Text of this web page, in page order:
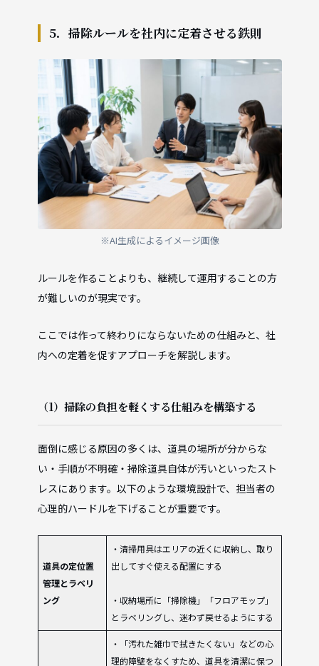
5．掃除ルールを社内に定着させる鉄則
※AI生成によるイメージ画像
ルールを作ることよりも、継続して運用することの方
が難しいのが現実です。
ここでは作って終わりにならないための仕組みと、社
内への定着を促すアプローチを解説します。
（1）掃除の負担を軽くする仕組みを構築する
面倒に感じる原因の多くは、道具の場所が分からな
い・手順が不明確・掃除道具自体が汚いといったスト
レスにあります。以下のような環境設計で、担当者の
心理的ハードルを下げることが重要です。
道具の定位置
管理とラベリ
ング
・清掃用具はエリアの近くに収納し、取り
出してすぐ使える配置にする
・収納場所に「掃除機」「フロアモップ」
とラベリングし、迷わず戻せるようにする
・「汚れた雑巾で拭きたくない」などの心
理的障壁をなくすため、道具を清潔に保つ